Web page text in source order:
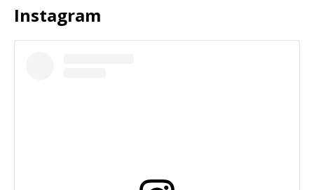
Instagram